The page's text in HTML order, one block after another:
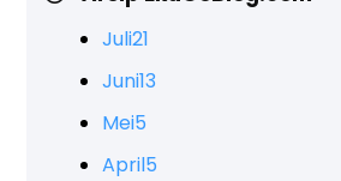
Juli21
Juni13
Mei5
April5